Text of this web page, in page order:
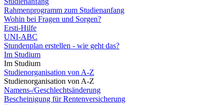
Rahmenprogramm zum Studienanfang
Wohin bei Fragen und Sorgen?
Ersti-Hilfe
UNI-ABC
Stundenplan erstellen - wie geht das?
Im Studium
Im Studium
Studienorganisation von A-Z
Studienorganisation von A-Z
Namens-/Geschlechtsänderung
Bescheinigung für Rentenversicherung